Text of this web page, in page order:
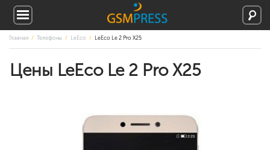
Главная Телефоны LeEco LeEco Le 2 Pro X25
Цены LeEco Le 2 Pro X25